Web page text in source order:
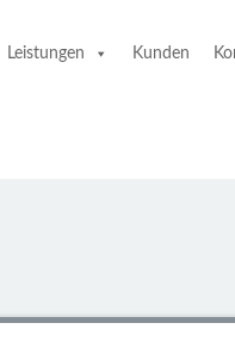
Leistungen Kunden